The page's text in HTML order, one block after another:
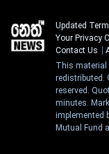
Updated
Your Privacy
Contact Us
This material
redistributed.
reserved.
minutes.
implemented
Mutual Fund